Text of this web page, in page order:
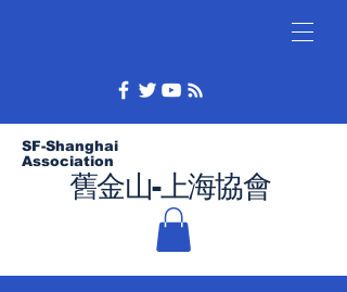
舊金山-上海協會
SF-Shanghai
Association